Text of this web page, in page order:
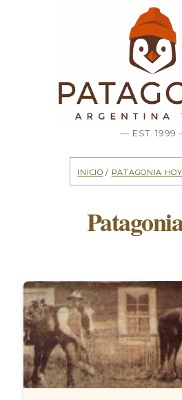
— EST. 1999
Inicio / Patagonia hoy